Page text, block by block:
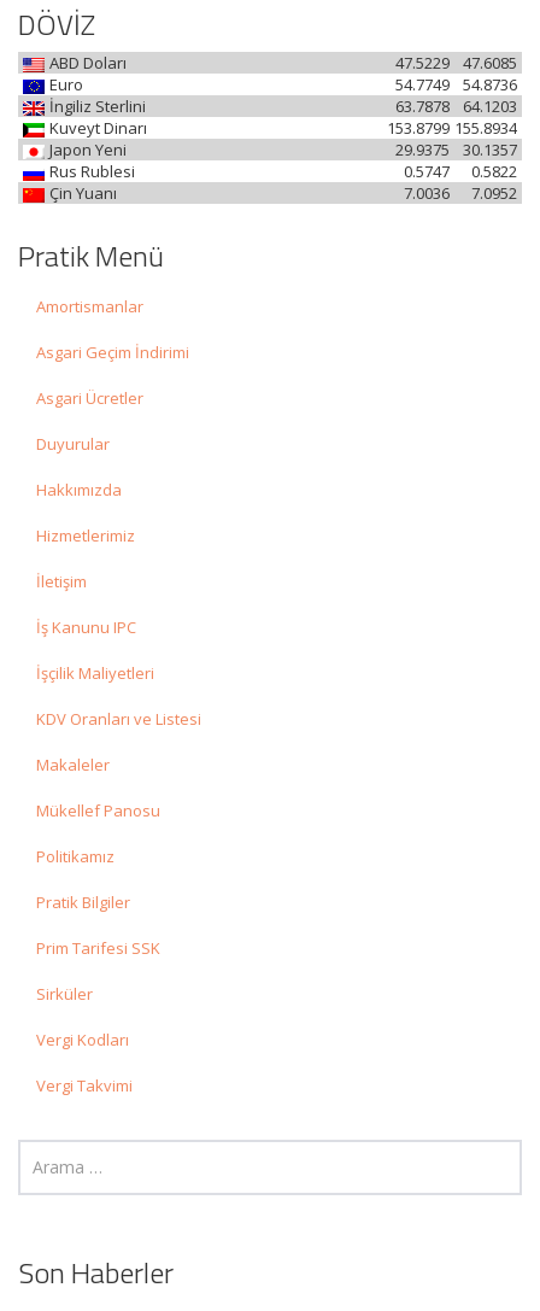
DÖVİZ
ABD Doları 47.6085
47.5229
Euro
54.8736
54.7749
İngiliz Sterlini
64.1203
63.7878
Kuveyt Dinarı
155.8934
153.8799
Japon Yeni
30.1357
29.9375
Rus Rublesi
0.5822
0.5747
Çin Yuanı
7.0952
7.0036
Pratik Menü
Amortismanlar
Asgari Geçim İndirimi
Asgari Ücretler
Duyurular
Hakkımızda
Hizmetlerimiz
İletişim
İş Kanunu IPC
İşçilik Maliyetleri
KDV Oranları ve Listesi
Makaleler
Mükellef Panosu
Politikamız
Pratik Bilgiler
Prim Tarifesi SSK
Sirküler
Vergi Kodları
Vergi Takvimi
Son Haberler